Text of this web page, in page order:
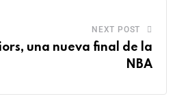
NEXT POST
una nueva final de la
NBA